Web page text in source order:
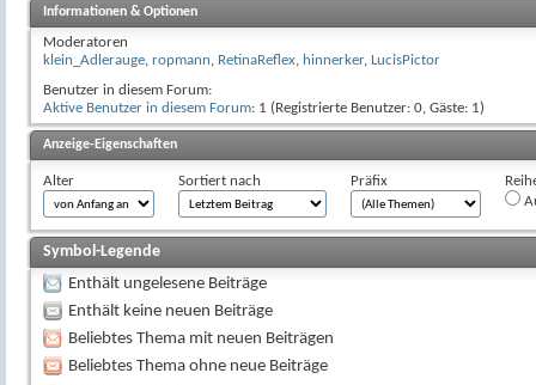
Informationen & Optionen
Moderatoren
klein_Adlerauge, ropmann, RetinaReflex, hinnerker, LucisPictor
Benutzer in diesem Forum:
Aktive Benutzer in diesem Forum: 1 (Registrierte Benutzer: 0, Gäste: 1)
Anzeige-Eigenschaften
Alter Sortiert nach Präfix
Symbol-Legende
Enthält ungelesene Beiträge
Enthält keine neuen Beiträge
Beliebtes Thema mit neuen Beiträgen
Beliebtes Thema ohne neue Beiträge